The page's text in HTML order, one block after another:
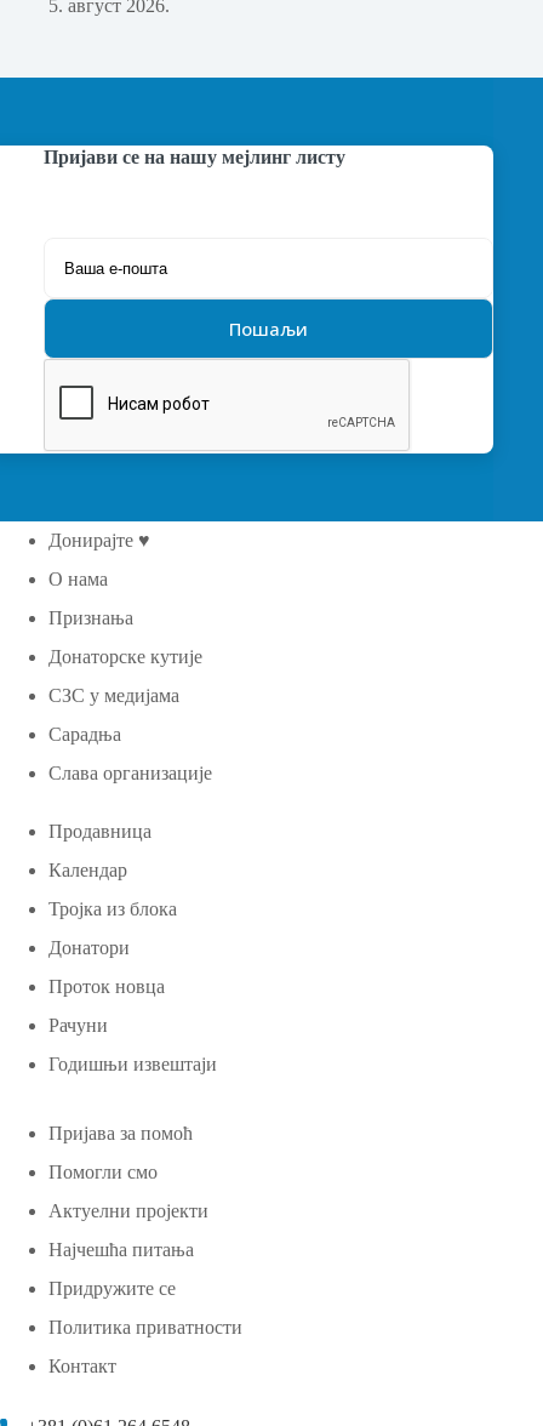
5. август 2026.
Пријави се на нашу мејлинг листу
Донирајте ♥
О нама
Признања
Донаторске кутије
СЗС у медијама
Сарадња
Слава организације
Продавница
Календар
Тројка из блока
Донатори
Проток новца
Рачуни
Годишњи извештаји
Пријава за помоћ
Помогли смо
Актуелни пројекти
Најчешћа питања
Придружите се
Политика приватности
Контакт